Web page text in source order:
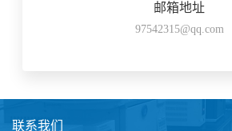
邮箱地址
97542315@qq.com
联系我们